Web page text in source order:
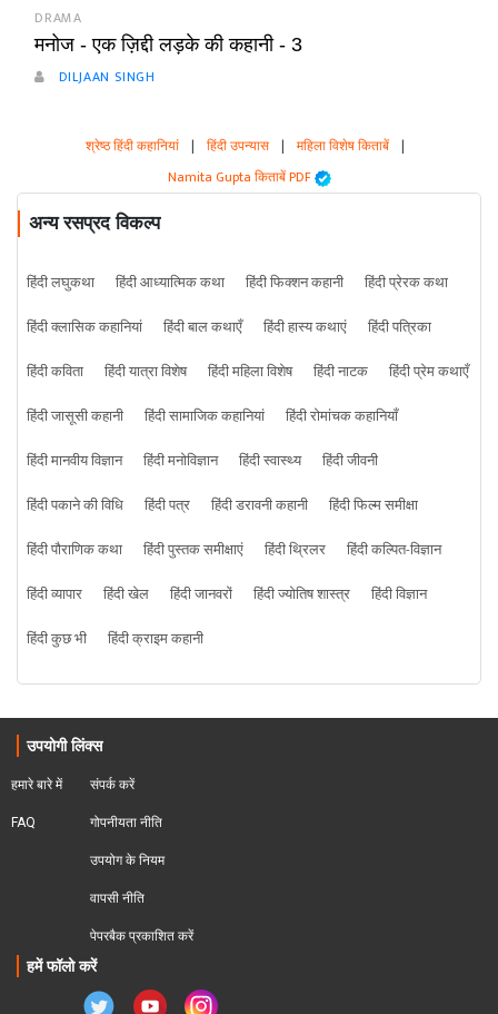
DRAMA
मनोज - एक ज़िद्दी लड़के की कहानी - 3
DILJAAN SINGH
श्रेष्ठ हिंदी कहानियां | हिंदी उपन्यास | महिला विशेष किताबें |
Namita Gupta किताबें PDF
अन्य रसप्रद विकल्प
हिंदी लघुकथा हिंदी आध्यात्मिक कथा हिंदी फिक्शन कहानी
हिंदी प्रेरक कथा
हिंदी क्लासिक कहानियां
हिंदी बाल कथाएँ हिंदी हास्य कथाएं
हिंदी पत्रिका
हिंदी कविता
हिंदी यात्रा विशेष हिंदी महिला विशेष हिंदी नाटक
हिंदी प्रेम कथाएँ
हिंदी जासूसी कहानी
हिंदी सामाजिक कहानियां
हिंदी रोमांचक कहानियाँ
हिंदी मानवीय विज्ञान
हिंदी मनोविज्ञान हिंदी स्वास्थ्य
हिंदी जीवनी
हिंदी पकाने की विधि
हिंदी पत्र हिंदी डरावनी कहानी
हिंदी फिल्म समीक्षा
हिंदी पौराणिक कथा
हिंदी पुस्तक समीक्षाएं हिंदी थ्रिलर
हिंदी कल्पित-विज्ञान
हिंदी व्यापार
हिंदी खेल हिंदी जानवरों हिंदी ज्योतिष शास्त्र
हिंदी विज्ञान
हिंदी कुछ भी
हिंदी क्राइम कहानी
उपयोगी लिंक्स
हमारे बारे में
FAQ
संपर्क करें
गोपनीयता नीति
उपयोग के नियम
वापसी नीति
पेपरबैक प्रकाशित करें
हमें फॉलो करें